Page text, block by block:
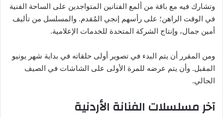
وتشارك فيه مع باقة من ألمع الفنانين المتواجدين على الساحة الفنية
في الوقت الراهن؛ على رأسهم إنجي المُقدم. والمسلسل من تأليف
أمين جمال، وإنتاج الشركة المتحدة للخدمات الإعلامية.
ومن المقرر أن يتم البدء في تصوير أولى حلقاته في بداية شهر يونيو
المقبل. وأن يتم عرضه للمرة الأولى على الشاشات في الصيف
الحالي.
آخر مسلسلات الفنانة الأردنية